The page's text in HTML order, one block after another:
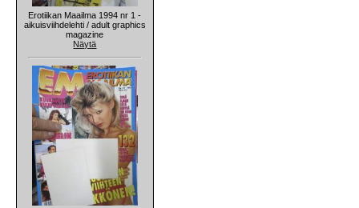
Erotiikan Maailma 1994 nr 1 -
aikuisviihdelehti / adult graphics
magazine
Näytä